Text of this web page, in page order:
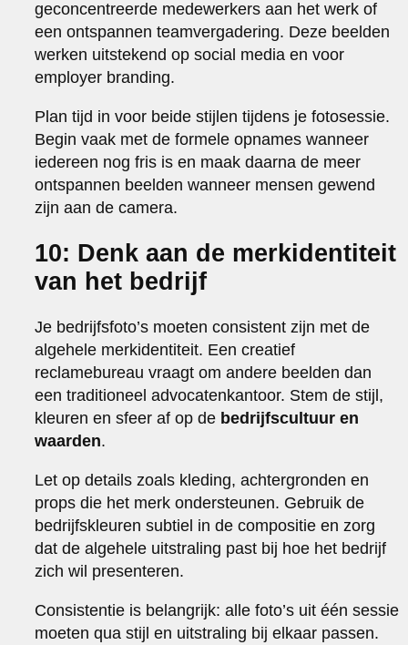
geconcentreerde medewerkers aan het werk of
een ontspannen teamvergadering. Deze beelden
werken uitstekend op social media en voor
employer branding.
Plan tijd in voor beide stijlen tijdens je fotosessie.
Begin vaak met de formele opnames wanneer
iedereen nog fris is en maak daarna de meer
ontspannen beelden wanneer mensen gewend
zijn aan de camera.
10: Denk aan de merkidentiteit
van het bedrijf
Je bedrijfsfoto’s moeten consistent zijn met de
algehele merkidentiteit. Een creatief
reclamebureau vraagt om andere beelden dan
een traditioneel advocatenkantoor. Stem de stijl,
kleuren en sfeer af op de bedrijfscultuur en
waarden.
Let op details zoals kleding, achtergronden en
props die het merk ondersteunen. Gebruik de
bedrijfskleuren subtiel in de compositie en zorg
dat de algehele uitstraling past bij hoe het bedrijf
zich wil presenteren.
Consistentie is belangrijk: alle foto’s uit één sessie
moeten qua stijl en uitstraling bij elkaar passen.